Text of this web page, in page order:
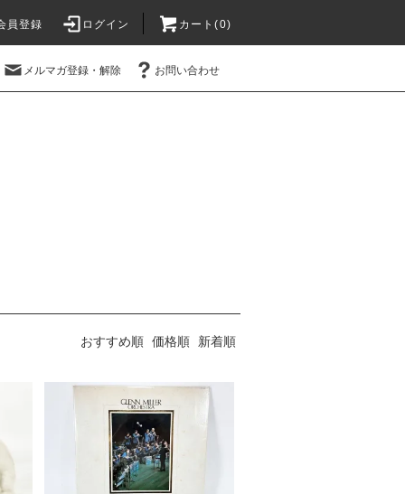
員登録 ログイン カート(0)
メルマガ登録・解除 お問い合わせ
おすすめ順 価格順 新着順